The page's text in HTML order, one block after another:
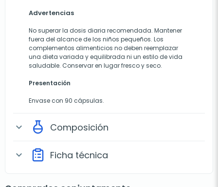
Advertencias
No superar la dosis diaria recomendada. Mantener
fuera del alcance de los niños pequeños. Los
complementos alimenticios no deben reemplazar
una dieta variada y equilibrada ni un estilo de vida
saludable. Conservar en lugar fresco y seco.
Presentación
Envase con 90 cápsulas.
expand_more Composición
expand_more Ficha técnica